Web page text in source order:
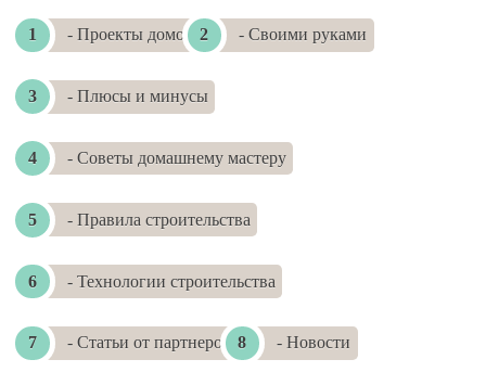
- Проекты домов - Своими руками
- Плюсы и минусы
- Советы домашнему мастеру
- Правила строительства
- Технологии строительства
- Статьи от партнеров - Новости